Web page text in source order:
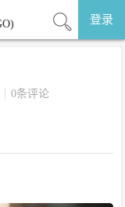
登录
0条评论